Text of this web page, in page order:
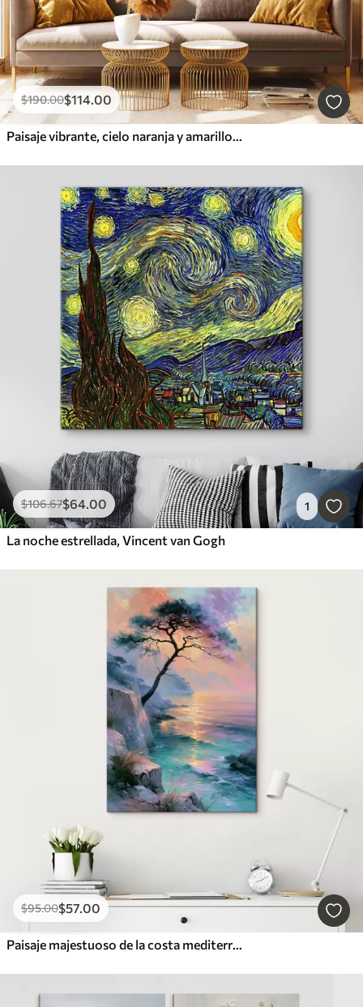
$190.00$114.00
Paisaje vibrante, cielo naranja y amarillo con un sol, ilustración estilizada con textura
$106.67$64.00 1
La noche estrellada, Vincent van Gogh
$95.00$57.00
Paisaje majestuoso de la costa mediterránea al atardecer, pintado al óleo, en el que destaca un pino centenario y curtido por el tiempo